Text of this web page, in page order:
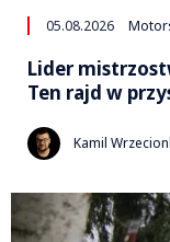
05.08.2026
Lider
Ten rajd w
Kamil